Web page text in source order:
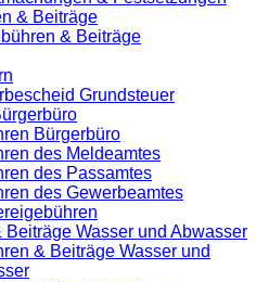
& Beiträge
& Beiträge
Grundsteuer
Bürgerbüro
des Meldeamtes
des Passamtes
des Gewerbeamtes
Beiträge Wasser und Abwasser
& Beiträge Wasser und